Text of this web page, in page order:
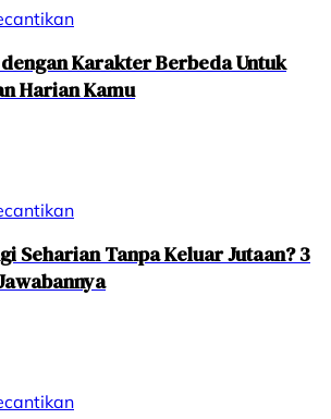
Karakter Berbeda Untuk
Harian Kamu
Seharian Tanpa Keluar Jutaan? 3